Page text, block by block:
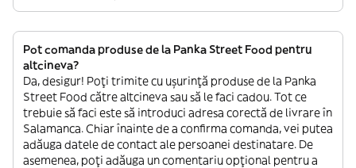
Pot comanda produse de la Panka Street Food pentru
altcineva?
Da, desigur! Poți trimite cu ușurință produse de la Panka
Street Food către altcineva sau să le faci cadou. Tot ce
trebuie să faci este să introduci adresa corectă de livrare în
Salamanca. Chiar înainte de a confirma comanda, vei putea
adăuga datele de contact ale persoanei destinatare. De
asemenea, poți adăuga un comentariu opțional pentru a